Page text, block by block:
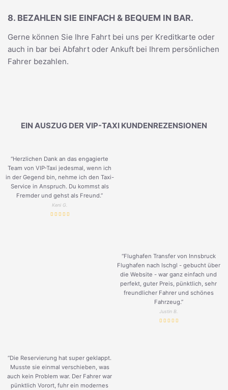
8. BEZAHLEN SIE EINFACH & BEQUEM IN BAR.
Gerne können Sie Ihre Fahrt bei uns per Kreditkarte oder
auch in bar bei Abfahrt oder Ankuft bei Ihrem persönlichen
Fahrer bezahlen.
EIN AUSZUG DER VIP-TAXI KUNDENREZENSIONEN
“Herzlichen Dank an das engagierte
Team von VIP-Taxi jedesmal, wenn ich
in der Gegend bin, nehme ich den Taxi-
Service in Anspruch. Du kommst als
Fremder und gehst als Freund.”
Keni G.
“Flughafen Transfer von Innsbruck
Flughafen nach Ischgl - gebucht über
die Website - war ganz einfach und
perfekt, guter Preis, pünktlich, sehr
freundlicher Fahrer und schönes
Fahrzeug.”
Justin B.
“Die Reservierung hat super geklappt.
Musste sie einmal verschieben, was
auch kein Problem war. Der Fahrer war
pünktlich Vorort, fuhr ein modernes